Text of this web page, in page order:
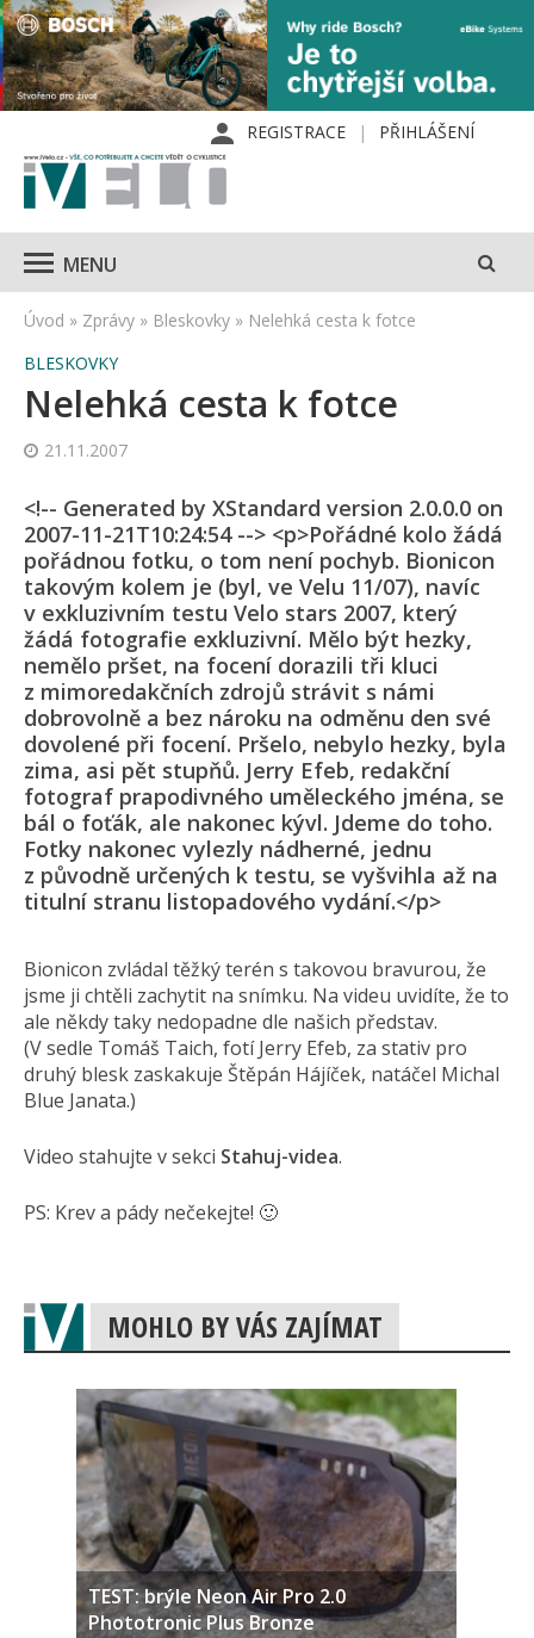
REGISTRACE PŘIHLÁŠENÍ
MENU
Úvod » Zprávy » Bleskovky » Nelehká cesta k fotce
BLESKOVKY
Nelehká cesta k fotce
21.11.2007
<!-- Generated by XStandard version 2.0.0.0 on
2007-11-21T10:24:54 --> <p>Pořádné kolo žádá
pořádnou fotku, o tom není pochyb. Bionicon
takovým kolem je (byl, ve Velu 11/07), navíc
v exkluzivním testu Velo stars 2007, který
žádá fotografie exkluzivní. Mělo být hezky,
nemělo pršet, na focení dorazili tři kluci
z mimoredakčních zdrojů strávit s námi
dobrovolně a bez nároku na odměnu den své
dovolené při focení. Pršelo, nebylo hezky, byla
zima, asi pět stupňů. Jerry Efeb, redakční
fotograf prapodivného uměleckého jména, se
bál o foťák, ale nakonec kývl. Jdeme do toho.
Fotky nakonec vylezly nádherné, jednu
z původně určených k testu, se vyšvihla až na
titulní stranu listopadového vydání.</p>
Bionicon zvládal těžký terén s takovou bravurou, že
jsme ji chtěli zachytit na snímku. Na videu uvidíte, že to
ale někdy taky nedopadne dle našich představ.
(V sedle Tomáš Taich, fotí Jerry Efeb, za stativ pro
druhý blesk zaskakuje Štěpán Hájíček, natáčel Michal
Blue Janata.)
Video stahujte v sekci Stahuj-videa.
PS: Krev a pády nečekejte! 🙂
MOHLO BY VÁS ZAJÍMAT
TEST: brýle Neon Air Pro 2.0
Phototronic Plus Bronze